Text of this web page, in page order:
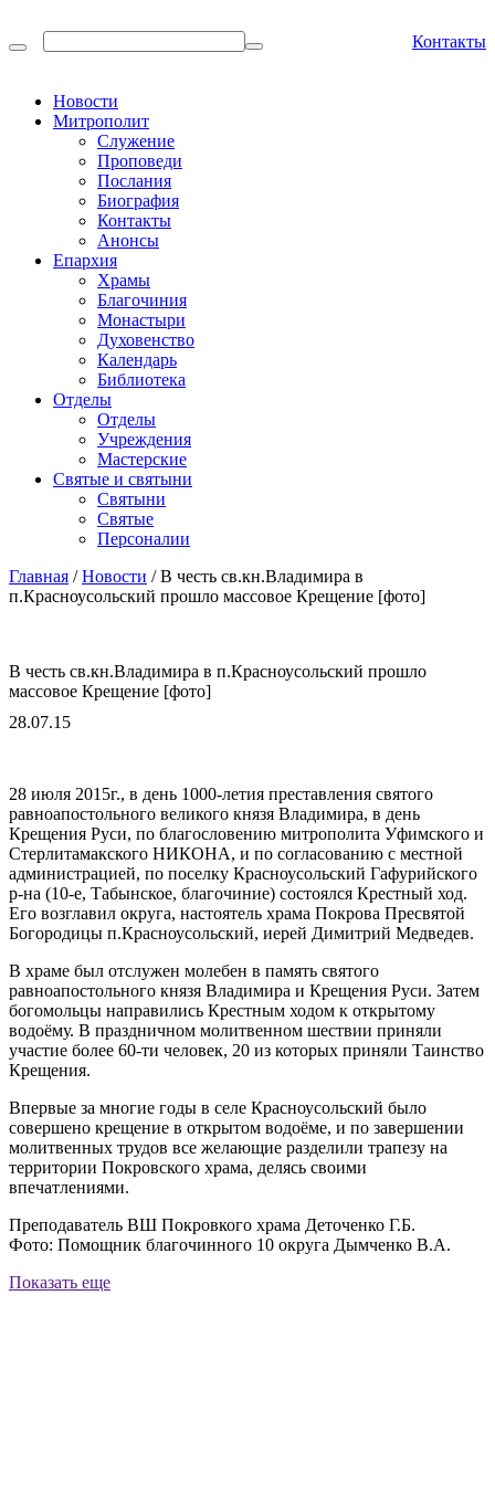
Контакты
Новости
Митрополит
Служение
Проповеди
Послания
Биография
Контакты
Анонсы
Епархия
Храмы
Благочиния
Монастыри
Духовенство
Календарь
Библиотека
Отделы
Отделы
Учреждения
Мастерские
Святые и святыни
Cвятыни
Cвятые
Персоналии
Главная /Новости /В честь св.кн.Владимира в
п.Красноусольский прошло массовое Крещение [фото]
В честь св.кн.Владимира в п.Красноусольский прошло
массовое Крещение [фото]
28.07.15
28 июля 2015г., в день 1000-летия преставления святого
равноапостольного великого князя Владимира, в день
Крещения Руси, по благословению митрополита Уфимского и
Стерлитамакского НИКОНА, и по согласованию с местной
администрацией, по поселку Красноусольский Гафурийского
р-на (10-е, Табынское, благочиние) состоялся Крестный ход.
Его возглавил округа, настоятель храма Покрова Пресвятой
Богородицы п.Красноусольский, иерей Димитрий Медведев.
В храме был отслужен молебен в память святого
равноапостольного князя Владимира и Крещения Руси. Затем
богомольцы направились Крестным ходом к открытому
водоёму. В праздничном молитвенном шествии приняли
участие более 60-ти человек, 20 из которых приняли Таинство
Крещения.
Впервые за многие годы в селе Красноусольский было
совершено крещение в открытом водоёме, и по завершении
молитвенных трудов все желающие разделили трапезу на
территории Покровского храма, делясь своими
впечатлениями.
Преподаватель ВШ Покровкого храма Деточенко Г.Б.
Фото: Помощник благочинного 10 округа Дымченко В.А.
Показать еще